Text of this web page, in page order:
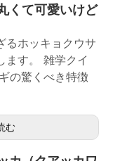
くて可愛いけど
るホッキョクウサ
ます。 雑学クイ
の驚くべき特徴
む